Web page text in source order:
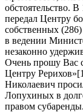
обстоятельство.
передал Центру
собственных (286)
в ведении
незаконно
Очень прошу Вас
Центру
Николаевич
Лопухиных в
правом субаренды.